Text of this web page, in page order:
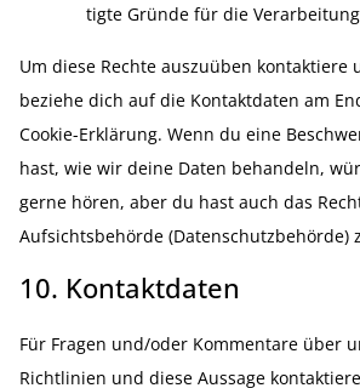
tigte Gründe für die
Um diese Rechte auszuüben kontak­tiere
beziehe dich auf die Kontakt­daten am
Cookie-Erklärung. Wenn du eine
hast, wie wir deine Daten behandeln,
gerne hören, aber du hast auch das
Aufsichts­be­hörde (Daten­schutz­be­hörde)
10. Kontaktdaten
Für Fragen und/oder Kommentare über
Richt­linien und diese Aussage